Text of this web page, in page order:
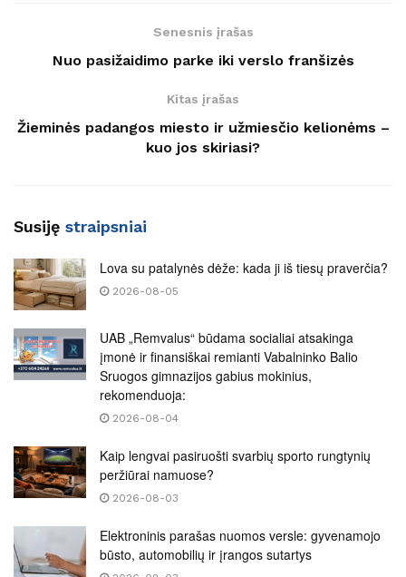
Senesnis įrašas
Nuo pasižaidimo parke iki verslo franšizės
Kitas įrašas
Žieminės padangos miesto ir užmiesčio kelionėms –
kuo jos skiriasi?
Susiję straipsniai
Lova su patalynės dėže: kada ji iš tiesų praverčia?
2026-08-05
UAB „Remvalus“ būdama socialiai atsakinga
įmonė ir finansiškai remianti Vabalninko Balio
Sruogos gimnazijos gabius mokinius,
rekomenduoja:
2026-08-04
Kaip lengvai pasiruošti svarbių sporto rungtynių
peržiūrai namuose?
2026-08-03
Elektroninis parašas nuomos versle: gyvenamojo
būsto, automobilių ir įrangos sutartys